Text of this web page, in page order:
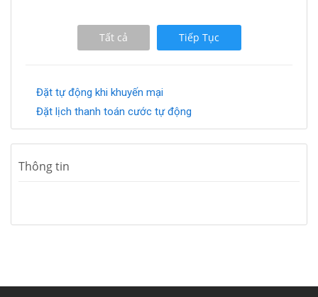
Tất cả Tiếp Tục
Đặt tự động khi khuyến mại
Đặt lịch thanh toán cước tự động
Thông tin